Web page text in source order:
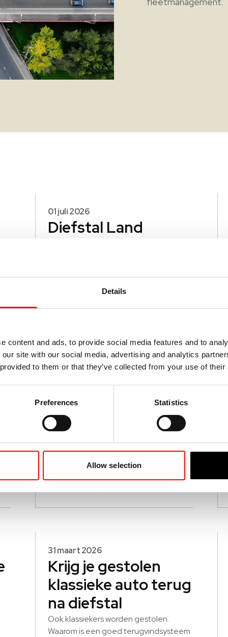
Details
content and ads, to provide social media features and to
site with our social media, advertising and analytics
to them or that they’ve collected from your use of
Preferences Statistics
Allow selection
01 juli 2026
Diefstal Land
cruciaal
In het eerste halfjaar van 2026 werden
47 Land Rovers gestolen. Welke
te
Bandenspanning:
onderschatte
kostenpost
Hoeveel kan een
wagenparkbeheerder besparen door
31 maart 2026
Krijg je gestolen
klassieke auto terug
na diefstal
Ook klassiekers worden gestolen.
Waarom is een goed terugvindsysteem